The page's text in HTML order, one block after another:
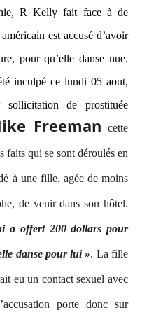
R Kelly fait face à de
est accusé d’avoir
pour qu’elle danse nue.
inculpé ce lundi 05 aout,
de prostituée
Freeman cette
faits qui se sont déroulés en
à une fille, agée de moins
de venir dans son hôtel.
a offert 200 dollars pour
danse pour lui ». La fille
eu un contact sexuel avec
porte donc sur